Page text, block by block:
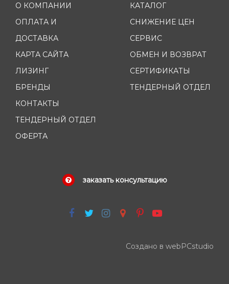
О КОМПАНИИ
ОПЛАТА И
ДОСТАВКА
КАРТА САЙТА
ЛИЗИНГ
БРЕНДЫ
КОНТАКТЫ
ТЕНДЕРНЫЙ ОТДЕЛ
ОФЕРТА
КАТАЛОГ
СНИЖЕНИЕ ЦЕН
СЕРВИС
ОБМЕН И ВОЗВРАТ
СЕРТИФИКАТЫ
ТЕНДЕРНЫЙ ОТДЕЛ
заказать консультацию
Создано в webPCstudio